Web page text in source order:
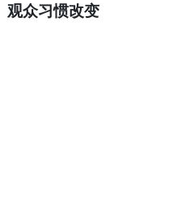
观众习惯改变